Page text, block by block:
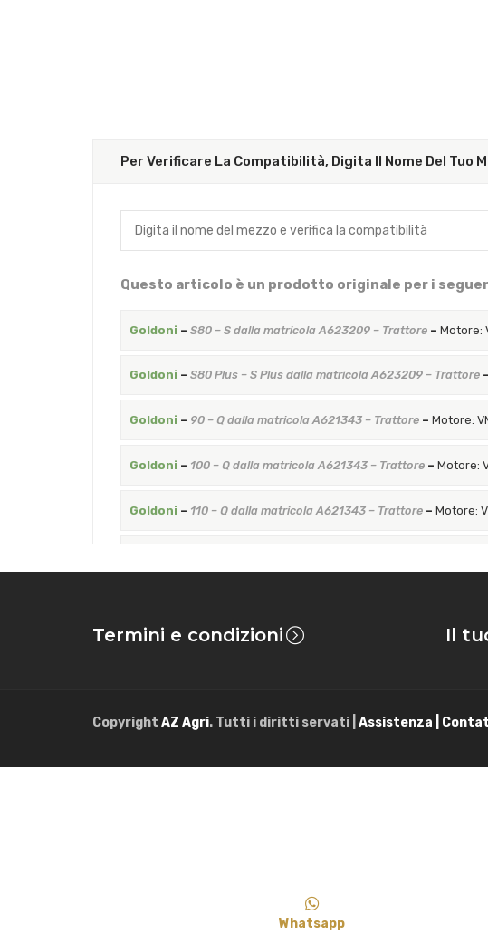
Per Verificare La Compatibilità, Digita Il Nome Del Tuo
Questo articolo è un prodotto originale per i
Goldoni– S80 – S dalla matricola A623209 – Trattore– Motore:
Goldoni– S80 Plus – S Plus dalla matricola A623209 – Trattore–
Goldoni– 90 – Q dalla matricola A621343 – Trattore– Motore:
Goldoni– 100 – Q dalla matricola A621343 – Trattore– Motore:
Goldoni– 110 – Q dalla matricola A621343 – Trattore– Motore:
Goldoni– 110 – S dalla matricola A621343 – Trattore modelli
Termini e condizioni Il
Copyright AZ Agri. Tutti i diritti servati | Assistenza |
Whatsapp